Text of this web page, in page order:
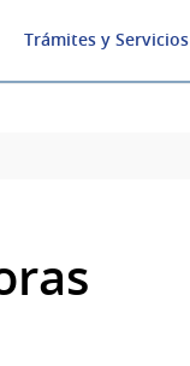
Trámites y Servicios